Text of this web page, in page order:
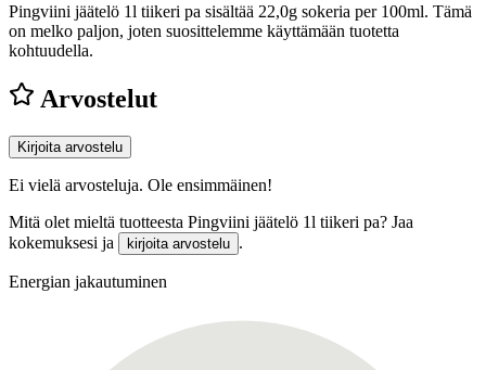
Pingviini jäätelö 1l tiikeri pa sisältää 22,0g sokeria per 100ml. Tämä
on melko paljon, joten suosittelemme käyttämään tuotetta
kohtuudella.
Arvostelut
Kirjoita arvostelu
Ei vielä arvosteluja. Ole ensimmäinen!
Mitä olet mieltä tuotteesta Pingviini jäätelö 1l tiikeri pa? Jaa
kokemuksesi ja
kirjoita arvostelu .
Energian jakautuminen